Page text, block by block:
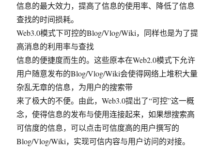
信息的最大效力，提高了信息的使用率、降低了信息
查找的时间损耗。
Web3.0模式下可控的Blog/Vlog/Wiki，同样也是为了提
高消息的利用率与查找
信息的便捷度而生的。这些原本在Web2.0模式下允许
用户随意发布的Blog/Vlog/Wiki会使得网络上堆积大量
杂乱无章的信息，为用户的搜索带
来了极大的不便。由此，Web3.0提出了“可控”这一概
念，使得信息的发布与使用连接起来，如果想搜索高
可信度的信息，可以点击可信度高的用户撰写的
Blog/Vlog/Wiki，实现可信内容与用户访问的对接。